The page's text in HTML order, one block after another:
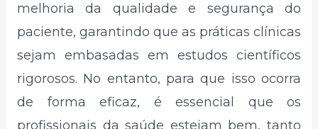
melhoria da qualidade e segurança do
paciente, garantindo que as práticas clínicas
sejam embasadas em estudos científicos
rigorosos. No entanto, para que isso ocorra
de forma eficaz, é essencial que os
profissionais da saúde estejam bem, tanto